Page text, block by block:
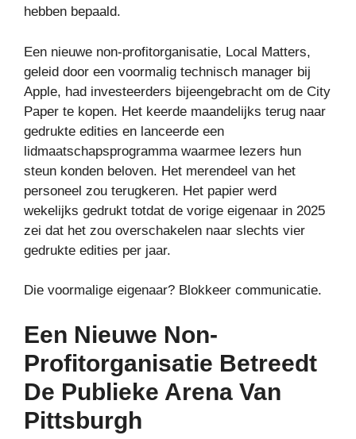
hebben bepaald.
Een nieuwe non-profitorganisatie, Local Matters,
geleid door een voormalig technisch manager bij
Apple, had investeerders bijeengebracht om de City
Paper te kopen. Het keerde maandelijks terug naar
gedrukte edities en lanceerde een
lidmaatschapsprogramma waarmee lezers hun
steun konden beloven. Het merendeel van het
personeel zou terugkeren. Het papier werd
wekelijks gedrukt totdat de vorige eigenaar in 2025
zei dat het zou overschakelen naar slechts vier
gedrukte edities per jaar.
Die voormalige eigenaar? Blokkeer communicatie.
Een Nieuwe Non-
Profitorganisatie Betreedt
De Publieke Arena Van
Pittsburgh